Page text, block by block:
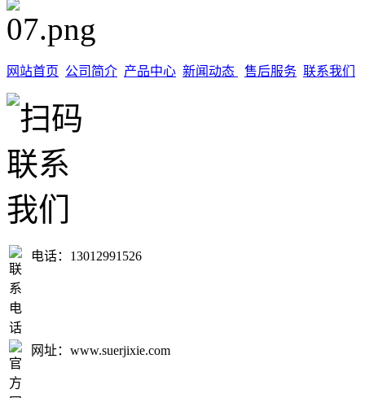
网站首页 公司简介 产品中心 新闻动态 售后服务 联系我们
电话：13012991526
网址：www.suerjixie.com